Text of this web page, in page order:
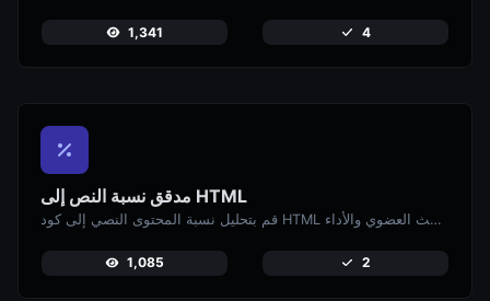
1,341 4
مدقق نسبة النص إلى HTML
قم بتحليل نسبة المحتوى النصي إلى كود HTML لتحسين البحث العضوي والأداء.
1,085 2